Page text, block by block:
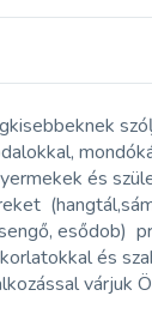
és
esődob)
és
várjuk